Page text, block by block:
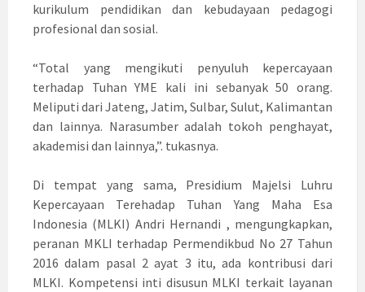
kurikulum pendidikan dan kebudayaan pedagogi
profesional dan sosial.
“Total yang mengikuti penyuluh kepercayaan
terhadap Tuhan YME kali ini sebanyak 50 orang.
Meliputi dari Jateng, Jatim, Sulbar, Sulut, Kalimantan
dan lainnya. Narasumber adalah tokoh penghayat,
akademisi dan lainnya,”. tukasnya.
Di tempat yang sama, Presidium Majelsi Luhru
Kepercayaan Terehadap Tuhan Yang Maha Esa
Indonesia (MLKI) Andri Hernandi , mengungkapkan,
peranan MKLI terhadap Permendikbud No 27 Tahun
2016 dalam pasal 2 ayat 3 itu, ada kontribusi dari
MLKI. Kompetensi inti disusun MLKI terkait layanan